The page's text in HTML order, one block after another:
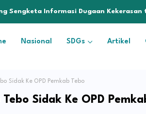
Sengketa Informasi Dugaan Kekerasan
Nasional SDGs Artikel
Sidak Ke OPD Pemkab Tebo
Sidak Ke OPD